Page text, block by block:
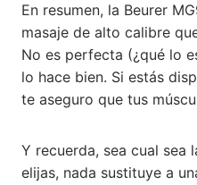
En resumen, la Beurer
masaje de alto calibre
No es perfecta (¿qué lo
lo hace bien. Si estás
te aseguro que tus
Y recuerda, sea cual sea
elijas, nada sustituye a